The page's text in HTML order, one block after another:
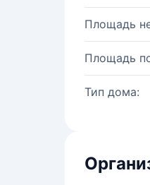
Площадь
Площадь
Тип дома: